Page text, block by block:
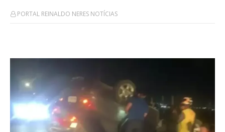
PORTAL REINALDO NERES NOTÍCIAS